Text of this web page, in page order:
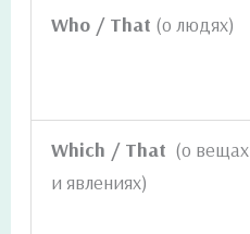
Who / That (о людях)
Which / That (о вещах
и явлениях)